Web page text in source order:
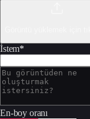
İstem*
En-boy oranı